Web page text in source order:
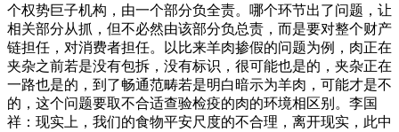
个权势巨子机构，由一个部分负全责。哪个环节出了问题，让
相关部分从抓，但不必然由该部分负总责，而是要对整个财产
链担任，对消费者担任。以比来羊肉掺假的问题为例，肉正在
夹杂之前若是没有包拆，没有标识，很可能也是的，夹杂正在
一路也是的，到了畅通范畴若是明白暗示为羊肉，可能才是不
的，这个问题要取不合适查验检疫的肉的环境相区别。李国
祥：现实上，我们的食物平安尺度的不合理，离开现实，此中